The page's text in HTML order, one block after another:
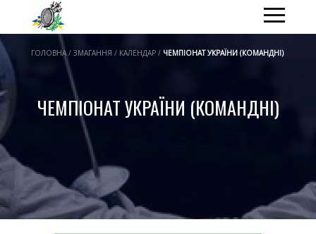
ГОЛОВНА / ЗМАГАННЯ / КАЛЕНДАР / ЧЕМПІОНАТ УКРАЇНИ (КОМАНДНІ)
ЧЕМПІОНАТ УКРАЇНИ (КОМАНДНІ)